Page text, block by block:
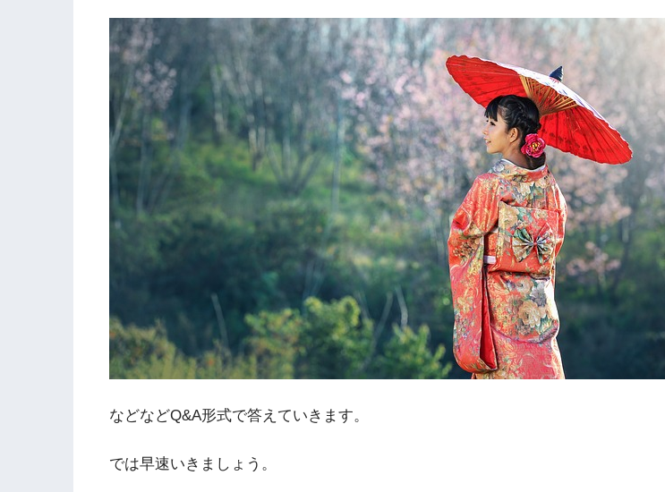
などなどQ&A形式で答えていきます。
では早速いきましょう。